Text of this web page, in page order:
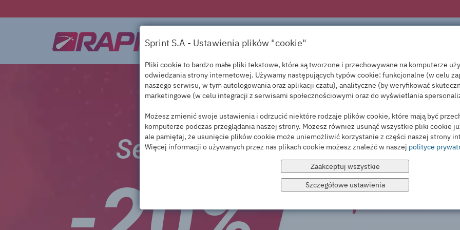
PRODUKTY
Serwery VPS
NOWE KODY RABATOWE
VPS
Dyski NVMe
Sprint S.A - Ustawienia plików "cookie"
Pliki cookie to bardzo małe pliki tekstowe, które są tworzone i przechowywane na komputerze
odwiedzania strony internetowej. Używamy następujących typów cookie: funkcjonalne (w celu
naszego serwisu, w tym autologowania oraz aplikacji czatu), analityczne (by weryfikować
marketingowe (w celu integracji z serwisami społecznościowymi oraz do wyświetlania
Możesz zmienić swoje ustawienia i odrzucić niektóre rodzaje plików cookie, które mają być
komputerze podczas przeglądania naszej strony. Możesz również usunąć wszystkie pliki cookie
ale pamiętaj, że usunięcie plików cookie może uniemożliwić korzystanie z części naszej strony
Więcej informacji o używanych przez nas plikach cookie możesz znaleźć w naszej polityce
Zaakceptuj wszystkie
Szczegółowe ustawienia